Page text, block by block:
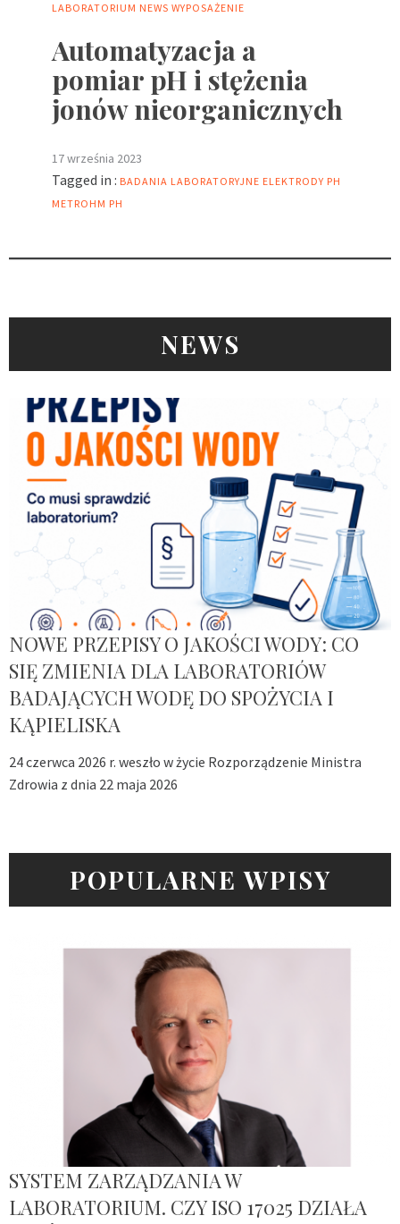
LABORATORIUM NEWS WYPOSAŻENIE
Automatyzacja a
pomiar pH i stężenia
jonów nieorganicznych
17 września 2023
Tagged in : BADANIA LABORATORYJNE ELEKTRODY PH
METROHM PH
NEWS
NOWE PRZEPISY O JAKOŚCI WODY: CO
SIĘ ZMIENIA DLA LABORATORIÓW
BADAJĄCYCH WODĘ DO SPOŻYCIA I
KĄPIELISKA
24 czerwca 2026 r. weszło w życie Rozporządzenie Ministra
Zdrowia z dnia 22 maja 2026
POPULARNE WPISY
SYSTEM ZARZĄDZANIA W
LABORATORIUM. CZY ISO 17025 DZIAŁA